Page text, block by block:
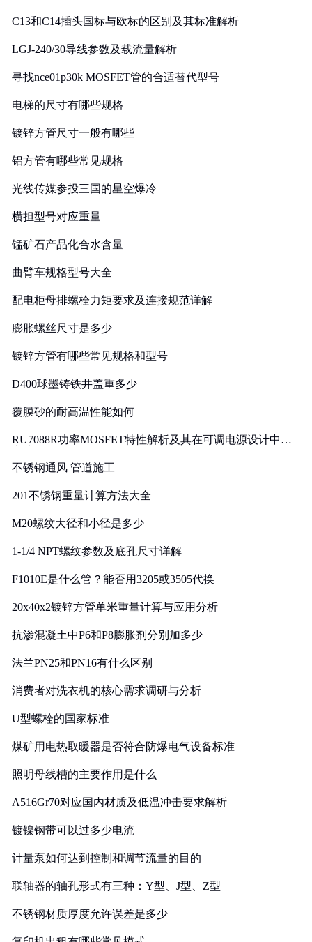
C13和C14插头国标与欧标的区别及其标准解析
LGJ-240/30导线参数及载流量解析
寻找nce01p30k MOSFET管的合适替代型号
电梯的尺寸有哪些规格
镀锌方管尺寸一般有哪些
铝方管有哪些常见规格
光线传媒参投三国的星空爆冷
横担型号对应重量
锰矿石产品化合水含量
曲臂车规格型号大全
配电柜母排螺栓力矩要求及连接规范详解
膨胀螺丝尺寸是多少
镀锌方管有哪些常见规格和型号
D400球墨铸铁井盖重多少
覆膜砂的耐高温性能如何
RU7088R功率MOSFET特性解析及其在可调电源设计中的
不锈钢通风 管道施工
201不锈钢重量计算方法大全
M20螺纹大径和小径是多少
1-1/4 NPT螺纹参数及底孔尺寸详解
F1010E是什么管？能否用3205或3505代换
20x40x2镀锌方管单米重量计算与应用分析
抗渗混凝土中P6和P8膨胀剂分别加多少
法兰PN25和PN16有什么区别
消费者对洗衣机的核心需求调研与分析
U型螺栓的国家标准
煤矿用电热取暖器是否符合防爆电气设备标准
照明母线槽的主要作用是什么
A516Gr70对应国内材质及低温冲击要求解析
镀镍钢带可以过多少电流
计量泵如何达到控制和调节流量的目的
联轴器的轴孔形式有三种：Y型、J型、Z型
不锈钢材质厚度允许误差是多少